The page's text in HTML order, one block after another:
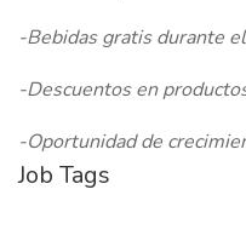
-Bebidas gratis durante
-Descuentos en
-Oportunidad de
Job Tags